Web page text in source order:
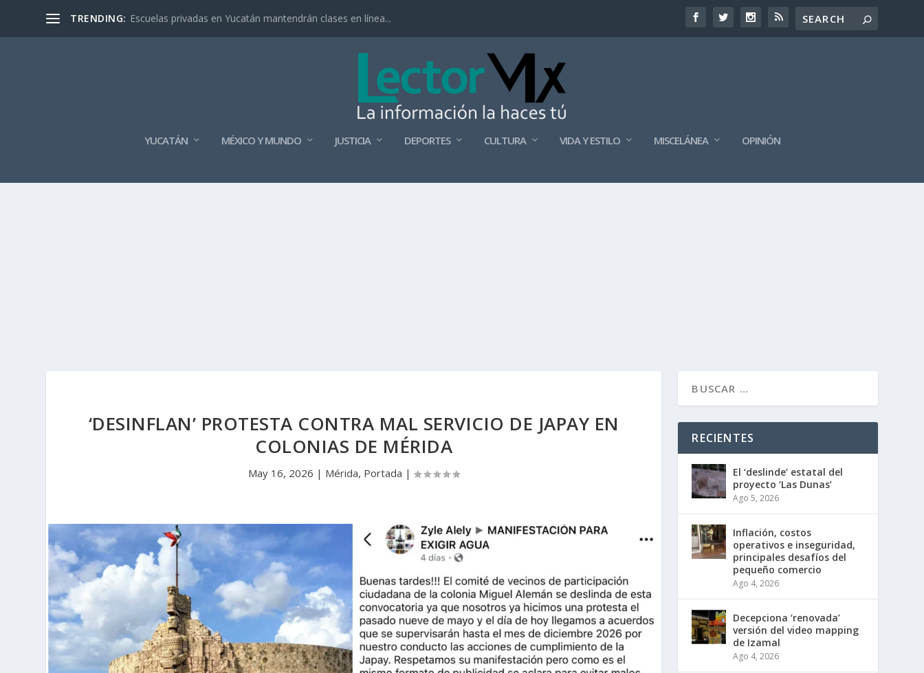
TRENDING: Escuelas privadas en Yucatán mantendrán clases en línea...
YUCATÁN MÉXICO Y MUNDO JUSTICIA DEPORTES CULTURA VIDA Y ESTILO MISCELÁNEA OPINIÓN
‘DESINFLAN’ PROTESTA CONTRA MAL SERVICIO DE JAPAY EN
COLONIAS DE MÉRIDA
May 16, 2026 | Mérida, Portada |
RECIENTES
El ‘deslinde’ estatal del
proyecto ‘Las Dunas’
Ago 5, 2026
Inflación, costos
operativos e inseguridad,
principales desafíos del
pequeño comercio
Ago 4, 2026
Decepciona ‘renovada’
versión del video mapping
de Izamal
Ago 4, 2026